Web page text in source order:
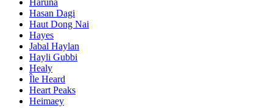
Hasan Dagi
Haut Dong Nai
Hayes
Jabal Haylan
Hayli Gubbi
Healy
Île Heard
Heart Peaks
Heimaey